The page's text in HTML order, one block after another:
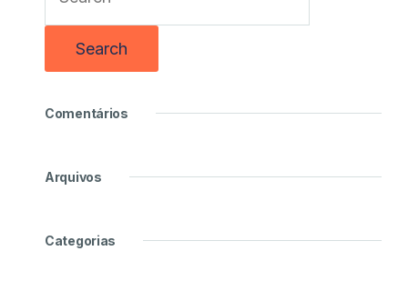
Comentários
Arquivos
Categorias